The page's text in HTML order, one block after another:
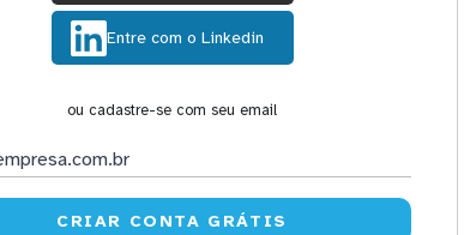
Entre com o Linkedin
ou cadastre-se com seu email